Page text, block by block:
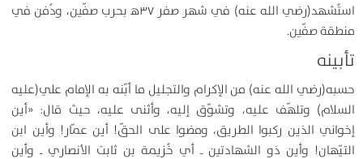
استُشهد(رضي الله عنه) في شهر صفر ۳۷ﻫ بحرب صفّين، ودُفن في
منطقة صفّين.
تأبينه
حسبه(رضي الله عنه) من الإكرام والتجليل ما أبّنه به الإمام علي(عليه
السلام) وتلهّف عليه، وتشوّق إليه، وأثنى عليه، حيث قال: «أين
إخواني الذين ركبوا الطريق، ومضوا على الحقّ! أين عمّار! وأين ابن
التيّهان! وأين ذو الشهادتين ـ أي خُزيمة بن ثابت الأنصاري ـ وأين